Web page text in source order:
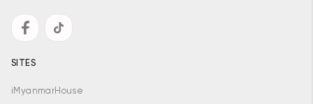
SITES
iMyanmarHouse